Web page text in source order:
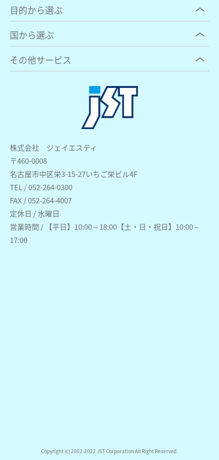
株式会社 ジェイエスティ
〒460-0008
名古屋市中区栄3-15-27いちご栄ビル4F
TEL / 052-264-0300
FAX / 052-264-4007
定休日 / 水曜日
営業時間 / 【平日】10:00～18:00【土・日・祝日】10:00～
17:00
目的から選ぶ
国から選ぶ
その他サービス
Copyright (c) 2002-2022 JST Corporation All Right Reserved.